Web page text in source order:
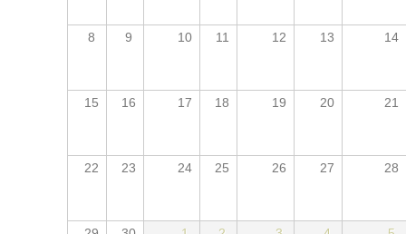
8 9 10 11 12 13 14
15 16 17 18 19 20 21
22 23 24 25 26 27 28